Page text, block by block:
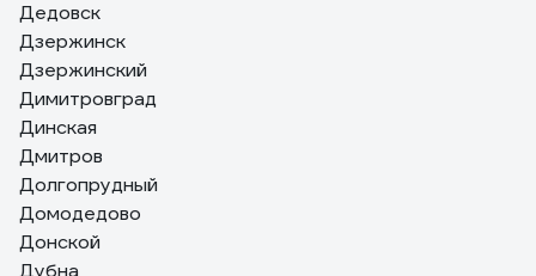
Дедовск
Дзержинск
Дзержинский
Димитровград
Динская
Дмитров
Долгопрудный
Домодедово
Донской
Дубна